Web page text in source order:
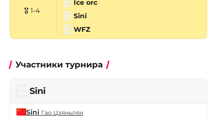
🎖 1-4
Ice orc
Sini
WFZ
Участники турнира
Sini
Sini Гао Цзяньлян